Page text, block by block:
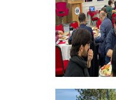
Bursiyer